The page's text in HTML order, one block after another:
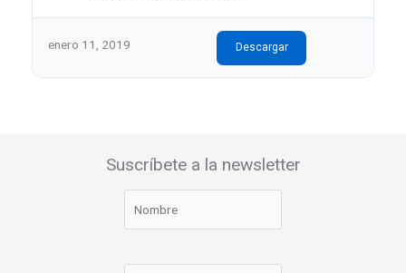
enero 11, 2019 Descargar
Suscríbete a la newsletter